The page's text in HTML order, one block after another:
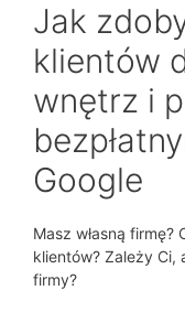
Jak
klientów
wnętrz i
Google
Masz własną
klientów? Zależy Ci,
firmy?